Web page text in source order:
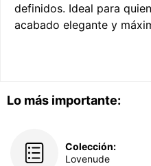
Lo más importante:
Colección:
Lovenude
definidos. Ideal para
acabado elegante y